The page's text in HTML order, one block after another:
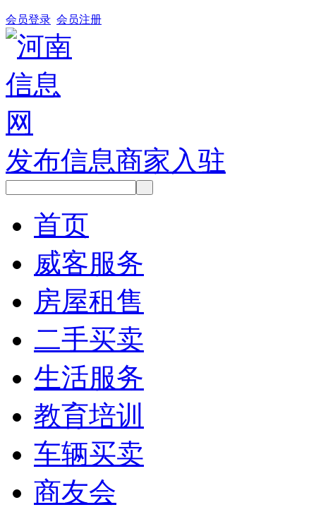
会员登录 会员注册
发布信息商家入驻
首页
威客服务
房屋租售
二手买卖
生活服务
教育培训
车辆买卖
商友会